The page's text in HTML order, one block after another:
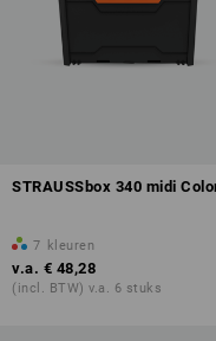
STRAUSSbox 340 midi
7 kleuren
v.a. € 48,28
(incl. BTW) v.a. 6 stuks